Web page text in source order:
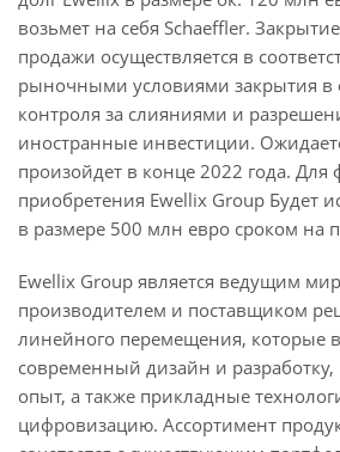
возьмет на себя Schaeffler.
продажи осуществляется в
рыночными условиями закрытия
контроля за слияниями и
иностранные инвестиции.
произойдет в конце 2022 года.
приобретения Ewellix Group Будет
в размере 500 млн евро сроком на
Ewellix Group является ведущим
производителем и поставщиком
линейного перемещения, которые
современный дизайн и
опыт, а также прикладные
цифровизацию. Ассортимент